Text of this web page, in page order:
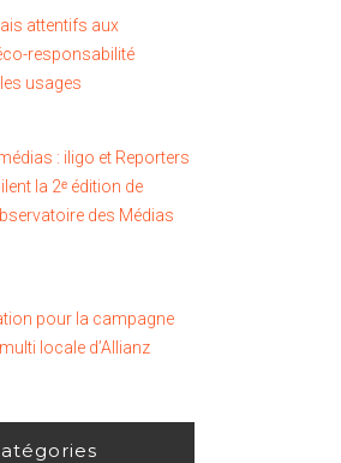
attentifs aux
responsabilité
usages
: iligo et Reporters
la 2ᵉ édition de
des Médias
pour la campagne
locale d’Allianz